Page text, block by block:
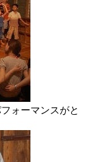
ォーマンスがと